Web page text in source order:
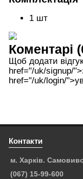
1 шт
Коментарі
Щоб додати
href="/uk/signup/
href="/uk/login/
Контакти
м. Харків.
(067) 15-99-600